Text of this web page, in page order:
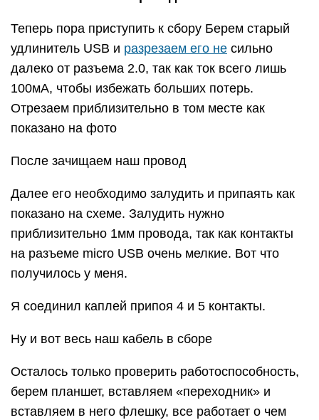
Теперь пора приступить к сбору Берем старый
удлинитель USB и разрезаем его не сильно
далеко от разъема 2.0, так как ток всего лишь
100мА, чтобы избежать больших потерь.
Отрезаем приблизительно в том месте как
показано на фото
После зачищаем наш провод
Далее его необходимо залудить и припаять как
показано на схеме. Залудить нужно
приблизительно 1мм провода, так как контакты
на разъеме micro USB очень мелкие. Вот что
получилось у меня.
Я соединил каплей припоя 4 и 5 контакты.
Ну и вот весь наш кабель в сборе
Осталось только проверить работоспособность,
берем планшет, вставляем «переходник» и
вставляем в него флешку, все работает о чем